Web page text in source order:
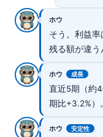
ホウ
そう。利益率
残る額が違う
ホウ 成長
直近5期（約
期比+3.2%）
ホウ 安定性